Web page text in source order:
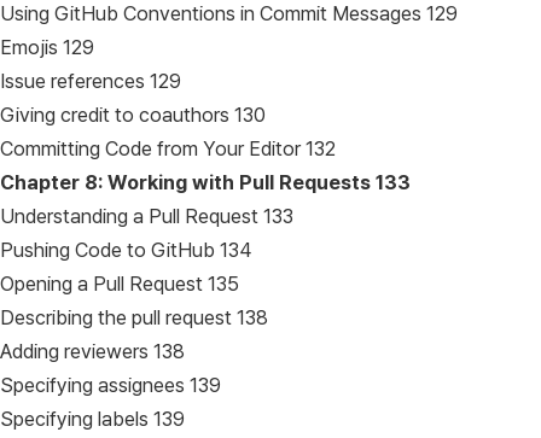
Using GitHub Conventions in Commit Messages 129
Emojis 129
Issue references 129
Giving credit to coauthors 130
Committing Code from Your Editor 132
Chapter 8: Working with Pull Requests 133
Understanding a Pull Request 133
Pushing Code to GitHub 134
Opening a Pull Request 135
Describing the pull request 138
Adding reviewers 138
Specifying assignees 139
Specifying labels 139